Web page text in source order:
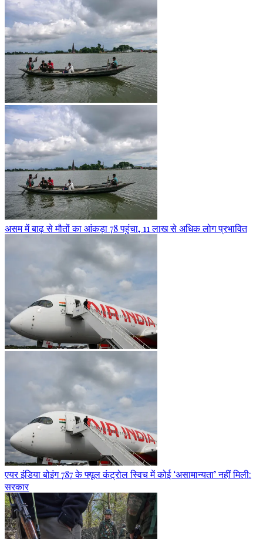
असम में बाढ़ से मौतों का आंकड़ा 78 पहुंचा, 11 लाख से अधिक लोग प्रभावित
एयर इंडिया बोइंग 787 के फ्यूल कंट्रोल स्विच में कोई ‘असामान्यता’ नहीं मिली:
सरकार